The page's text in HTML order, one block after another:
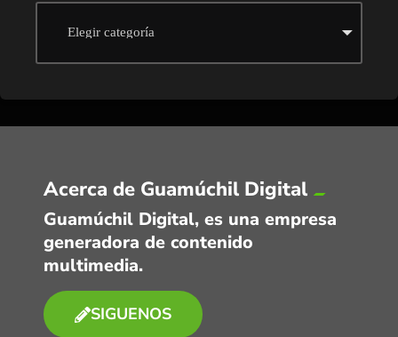
Acerca de Guamúchil Digital
Guamúchil Digital, es una empresa
generadora de contenido
multimedia.
SIGUENOS